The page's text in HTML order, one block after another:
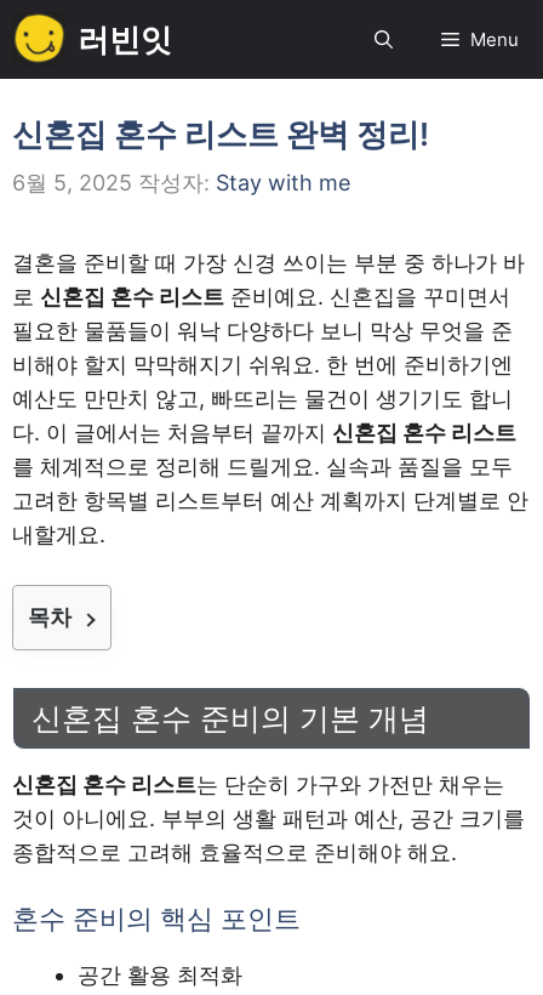
텐
츠
건
너
기
러빈잇 Menu
신혼집 혼수 리스트 완벽 정리!
6월 5, 2025 작성자: Stay with me
결혼을 준비할 때 가장 신경 쓰이는 부분 중 하나가 바
로 신혼집 혼수 리스트 준비예요. 신혼집을 꾸미면서
필요한 물품들이 워낙 다양하다 보니 막상 무엇을 준
비해야 할지 막막해지기 쉬워요. 한 번에 준비하기엔
예산도 만만치 않고, 빠뜨리는 물건이 생기기도 합니
다. 이 글에서는 처음부터 끝까지 신혼집 혼수 리스트
를 체계적으로 정리해 드릴게요. 실속과 품질을 모두
고려한 항목별 리스트부터 예산 계획까지 단계별로 안
내할게요.
목차
신혼집 혼수 준비의 기본 개념
신혼집 혼수 리스트는 단순히 가구와 가전만 채우는
것이 아니에요. 부부의 생활 패턴과 예산, 공간 크기를
종합적으로 고려해 효율적으로 준비해야 해요.
혼수 준비의 핵심 포인트
공간 활용 최적화